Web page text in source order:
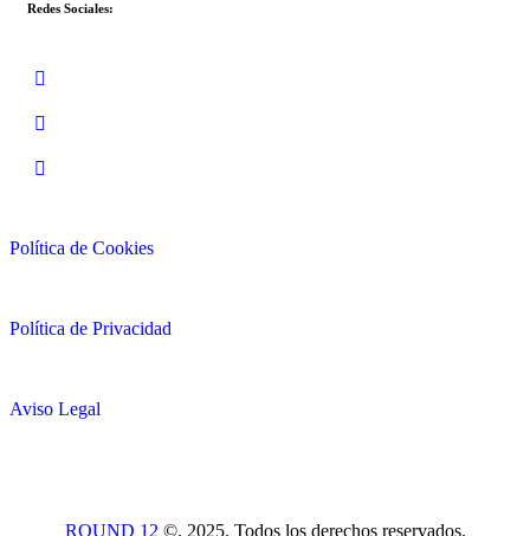
Redes Sociales:
Política de Cookies
Política de Privacidad
Aviso Legal
ROUND 12 ©. 2025. Todos los derechos reservados.